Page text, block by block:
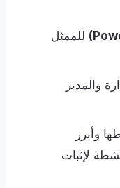
للممثل
والمدير
وأبرز
لإثبات